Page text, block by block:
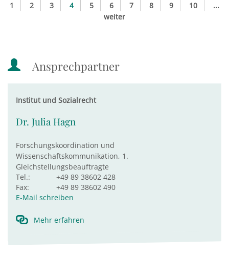
1
2 3 4 5 6 7 8 9 10
...
weiter
Ansprechpartner
Institut und Sozialrecht
Dr. Julia Hagn
Forschungskoordination und
Wissenschaftskommunikation, 1.
Gleichstellungsbeauftragte
Tel.:
+49 89 38602 428
Fax:
+49 89 38602 490
E-Mail schreiben
Mehr erfahren